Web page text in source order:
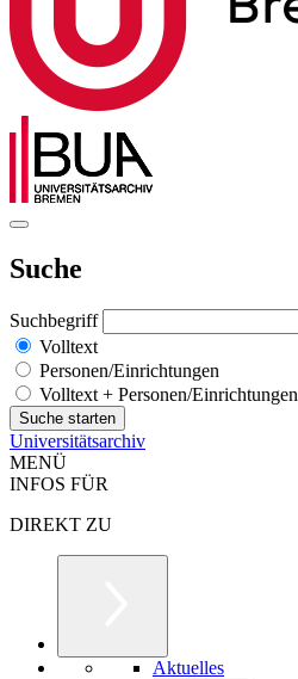
Suche
Suchbegriff
Volltext
Personen/Einrichtungen
Volltext + Personen/Einrichtungen
Universitätsarchiv
MENÜ
INFOS FÜR
DIREKT ZU
Aktuelles